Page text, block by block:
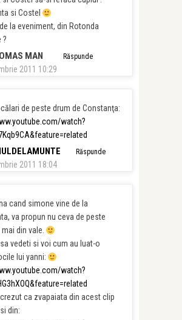
si Costel
la eveniment, din Rotonda
?
MAN
2011 10:29
Răspunde
de peste drum de Constanţa:
watch?
2011 18:04
Răspunde
cand simone vine de la
va propun nu ceva de peste
din vale.
vedeti si voi cum au luat-o
lui yanni:
watch?
ca zvapaiata din acest clip
din: